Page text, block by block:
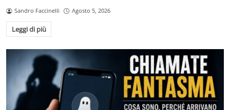
Sandro Faccinelli Agosto 5, 2026
Leggi di più